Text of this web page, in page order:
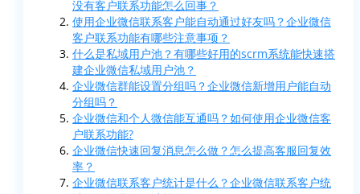
没有客户联系功能怎么回事？
使用企业微信联系客户能自动通过好友吗？企业微信
客户联系功能有哪些注意事项？
什么是私域用户池？有哪些好用的scrm系统能快速搭
建企业微信私域用户池？
企业微信群能设置分组吗？企业微信新增用户能自动
分组吗？
企业微信和个人微信能互通吗？如何使用企业微信客
户联系功能?
企业微信快速回复消息怎么做？怎么提高客服回复效
率？
企业微信联系客户统计是什么？企业微信联系客户统